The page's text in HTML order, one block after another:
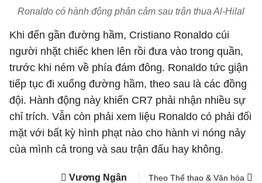
Ronaldo có hành động phản cảm sau trận thua Al-Hilal
Khi đến gần đường hầm, Cristiano Ronaldo cúi
người nhặt chiếc khen lên rồi đưa vào trong quần,
trước khi ném về phía đám đông. Ronaldo tức giận
tiếp tục đi xuống đường hầm, theo sau là các đồng
đội. Hành động này khiến CR7 phải nhận nhiều sự
chỉ trích. Vẫn còn phải xem liệu Ronaldo có phải đối
mặt với bất kỳ hình phạt nào cho hành vi nóng nảy
của mình cả trong và sau trận đấu hay không.
Vương Ngân Theo Thể thao & Văn hóa